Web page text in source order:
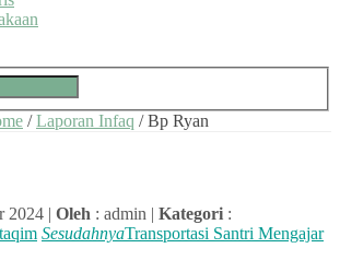
/Laporan Infaq /Bp Ryan
2024 | Oleh : admin | Kategori :
SesudahnyaTransportasi Santri Mengajar